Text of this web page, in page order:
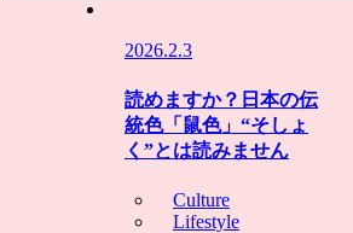
2026.2.3
読めますか？日本の伝
統色「鼠色」“そしょ
く”とは読みません
Culture
Lifestyle